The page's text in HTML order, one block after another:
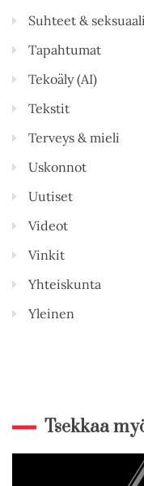
Suhteet &
Tapahtumat
Tekoäly (AI)
Tekstit
Terveys & mieli
Uskonnot
Uutiset
Videot
Vinkit
Yhteiskunta
Yleinen
Tsekkaa